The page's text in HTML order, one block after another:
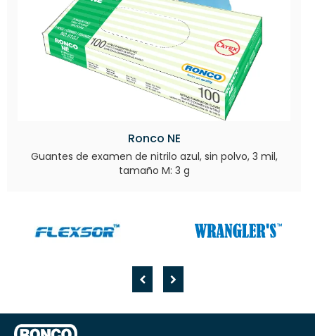
Ronco NE
Guantes de examen de nitrilo azul, sin polvo, 3 mil,
tamaño M: 3 g